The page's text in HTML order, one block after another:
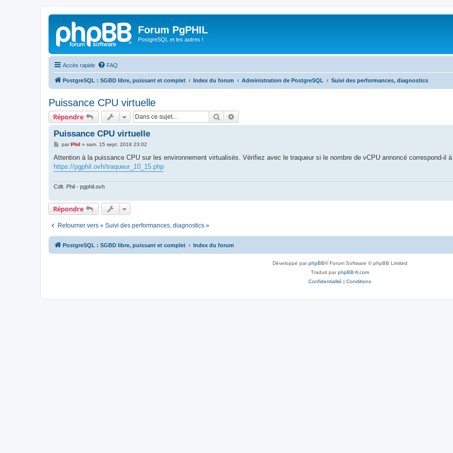
Forum PgPHIL
PostgreSQL et les autres !
Accès rapide FAQ
PostgreSQL : SGBD libre, puissant et complet Index du forum Administration de PostgreSQL Suivi des performances, diagnostics
Puissance CPU virtuelle
Répondre Rechercher
Puissance CPU virtuelle
M
s
a
parPhil » sam. 15 sept. 2018 23:02
Attention à la puissance CPU sur les environnement virtualisés. Vérifiez avec le traqueur si le nombre de vCPU annoncé correspond-il
https://pgphil.ovh/traqueur_10_15.php
Cdlt. Phil - pgphil.ovh
Répondre
Retourner vers « Suivi des performances, diagnostics »
PostgreSQL : SGBD libre, puissant et complet Index du forum
Développé parphpBB® Forum Software © phpBB Limited
Traduit parphpBB-fr.com
Confidentialité | Conditions